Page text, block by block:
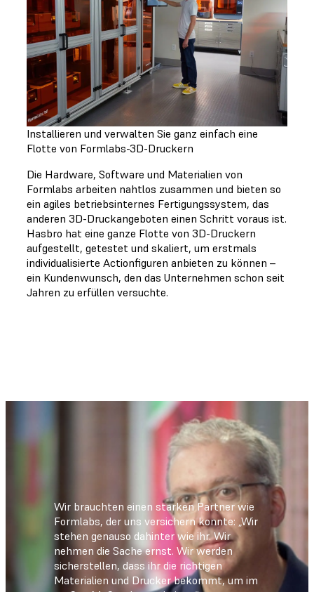
Installieren und verwalten Sie ganz einfach eine
Flotte von Formlabs-3D-Druckern
Die Hardware, Software und Materialien von
Formlabs arbeiten nahtlos zusammen und bieten so
ein agiles betriebsinternes Fertigungssystem, das
anderen 3D-Druckangeboten einen Schritt voraus ist.
Hasbro hat eine ganze Flotte von 3D-Druckern
aufgestellt, getestet und skaliert, um erstmals
individualisierte Actionfiguren anbieten zu können –
ein Kundenwunsch, den das Unternehmen schon seit
Jahren zu erfüllen versuchte.
Wir brauchten einen starken Partner wie
Formlabs, der uns versichern konnte: „Wir
stehen genauso dahinter wie ihr. Wir
nehmen die Sache ernst. Wir werden
sicherstellen, dass ihr die richtigen
Materialien und Drucker bekommt, um im